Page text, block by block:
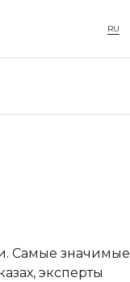
RU
Самые значимые
эксперты